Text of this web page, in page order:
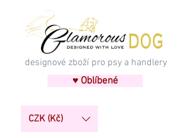
designové zboží pro psy a handlery
♥ Oblíbené
CZK (Kč)